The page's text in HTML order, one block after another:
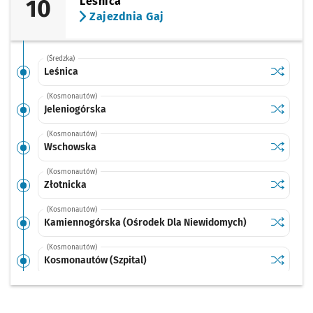
10
Zajezdnia Gaj
(Średzka)
Leśnica Sprawdź
Leśnica
(Kosmonautów)
Jeleniogórska Sprawdź
(Kosmonautów)
Wschowska Sprawdź
(Kosmonautów)
Złotnicka Sprawdź
Złotnicka
(Kosmonautów)
Kamiennogórska (Ośrodek Dla Niewidomych) Sprawdź
(Kosmonautów)
Kosmonautów (Szpital) Sprawdź
(Kosmonautów)